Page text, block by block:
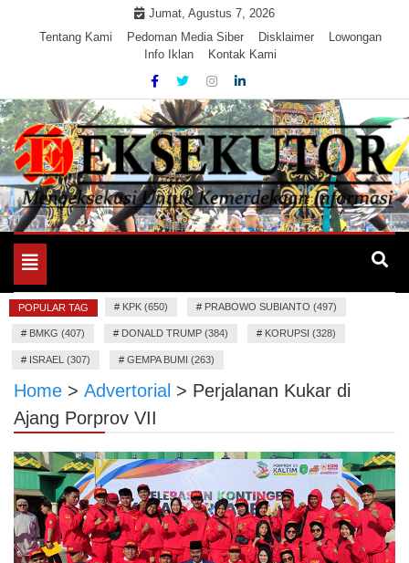
Jumat, Agustus 7, 2026
Tentang Kami
Pedoman Media Siber Disklaimer
Lowongan
Info Iklan
Kontak Kami
EKSEKUTOR
Mengeksekusi Berita Untuk Kemerdekaan dan Keadilan
Toggle
navigation
POPULAR TAG # KPK (650) # PRABOWO SUBIANTO (497)
# BMKG (407) # DONALD TRUMP (384) # KORUPSI (328)
# ISRAEL (307) # GEMPA BUMI (263)
Home > Advertorial > Perjalanan Kukar di
Ajang Porprov VII